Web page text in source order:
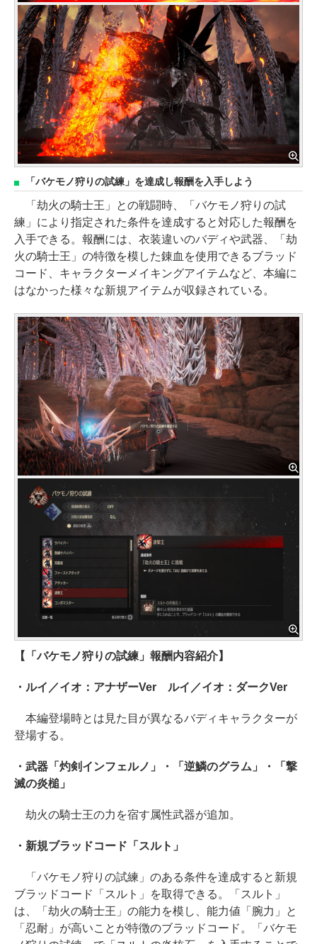
「バケモノ狩りの試練」を達成し報酬を入手しよう
「劫火の騎士王」との戦闘時、「バケモノ狩りの試
練」により指定された条件を達成すると対応した報酬を
入手できる。報酬には、衣装違いのバディや武器、「劫
火の騎士王」の特徴を模した錬血を使用できるブラッド
コード、キャラクターメイキングアイテムなど、本編に
はなかった様々な新規アイテムが収録されている。
【「バケモノ狩りの試練」報酬内容紹介】
・ルイ／イオ：アナザーVer ルイ／イオ：ダークVer
本編登場時とは見た目が異なるバディキャラクターが
登場する。
・武器「灼剣インフェルノ」・「逆鱗のグラム」・「撃
滅の炎槌」
劫火の騎士王の力を宿す属性武器が追加。
・新規ブラッドコード「スルト」
「バケモノ狩りの試練」のある条件を達成すると新規
ブラッドコード「スルト」を取得できる。「スルト」
は、「劫火の騎士王」の能力を模し、能力値「腕力」と
「忍耐」が高いことが特徴のブラッドコード。「バケモ